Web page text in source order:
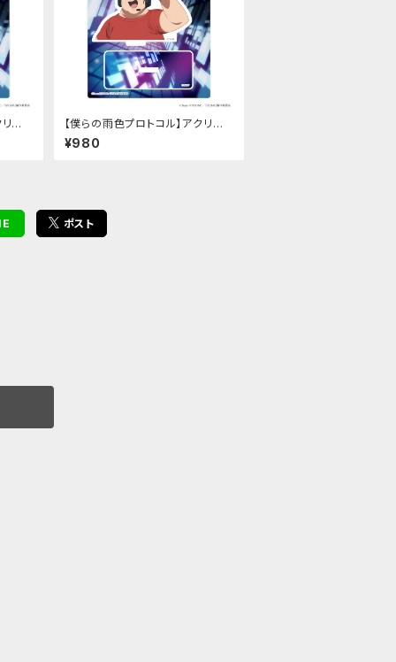
ル
【僕らの雨色プロトコル】アクリル
スタンド（長嶺 流星）
¥980
ポスト